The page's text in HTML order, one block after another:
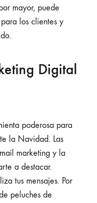
mayor, puede
los clientes y
Digital
poderosa para
la Navidad. Las
marketing y la
a destacar.
tus mensajes. Por
peluches de